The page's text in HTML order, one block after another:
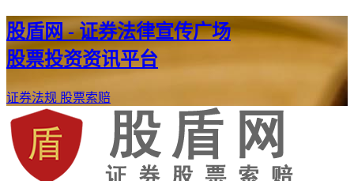
股盾网 - 证券法律宣传广场
股票投资资讯平台
证券法规 股票索赔